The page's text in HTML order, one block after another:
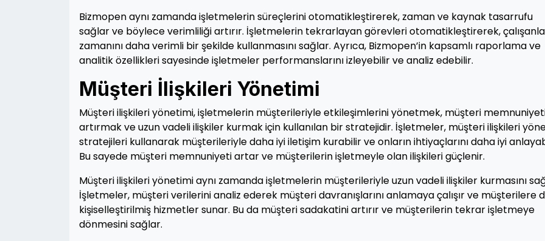
Bizmopen aynı zamanda işletmelerin süreçlerini otomatikleştirerek, zaman ve kaynak tasarrufu
sağlar ve böylece verimliliği artırır. İşletmelerin tekrarlayan görevleri otomatikleştirerek,
zamanını daha verimli bir şekilde kullanmasını sağlar. Ayrıca, Bizmopen’in kapsamlı raporlama ve
analitik özellikleri sayesinde işletmeler performanslarını izleyebilir ve analiz edebilir.
Müşteri İlişkileri Yönetimi
Müşteri ilişkileri yönetimi, işletmelerin müşterileriyle etkileşimlerini yönetmek, müşteri
artırmak ve uzun vadeli ilişkiler kurmak için kullanılan bir stratejidir. İşletmeler, müşteri ilişkileri
stratejileri kullanarak müşterileriyle daha iyi iletişim kurabilir ve onların ihtiyaçlarını daha iyi
Bu sayede müşteri memnuniyeti artar ve müşterilerin işletmeyle olan ilişkileri güçlenir.
Müşteri ilişkileri yönetimi aynı zamanda işletmelerin müşterileriyle uzun vadeli ilişkiler kurmasını
İşletmeler, müşteri verilerini analiz ederek müşteri davranışlarını anlamaya çalışır ve müşterilere
kişiselleştirilmiş hizmetler sunar. Bu da müşteri sadakatini artırır ve müşterilerin tekrar işletmeye
dönmesini sağlar.